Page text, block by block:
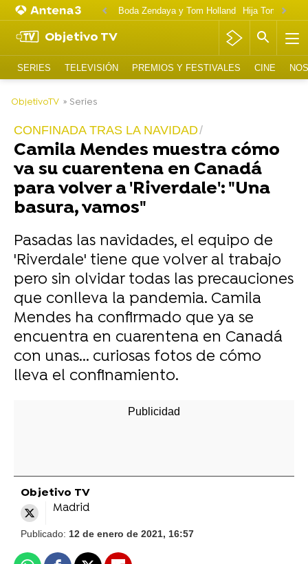
Boda Zendaya y Tom Holland Hija Tom
Objetivo TV
SERIES TELEVISIÓN PREMIOS Y FESTIVALES CINE
ObjetivoTV » Series
CONFINADA TRAS LA NAVIDAD
Camila Mendes muestra cómo
va su cuarentena en Canadá
para volver a 'Riverdale': "Una
basura, vamos"
Pasadas las navidades, el equipo de
'Riverdale' tiene que volver al trabajo
pero sin olvidar todas las precauciones
que conlleva la pandemia. Camila
Mendes ha confirmado que ya se
encuentra en cuarentena en Canadá
con unas... curiosas fotos de cómo
lleva el confinamiento.
Objetivo TV
Madrid
Publicado: 12 de enero de 2021, 16:57